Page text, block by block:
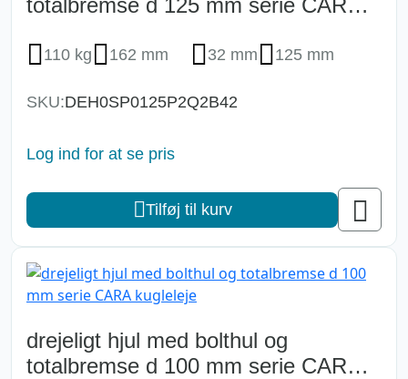
totalbremse d 125 mm serie CARA
110 kg 162 mm 32 mm 125 mm
SKU:DEH0SP0125P2Q2B42
Log ind for at se pris
Tilføj til kurv
drejeligt hjul med bolthul og
totalbremse d 100 mm serie CARA